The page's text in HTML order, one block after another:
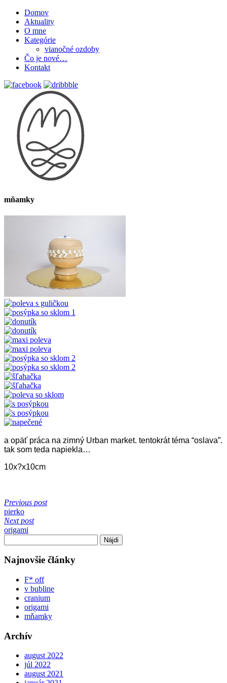
Domov
Aktuality
O mne
Kategórie
vianočné ozdoby
Čo je nové…
Kontakt
mňamky
a opäť práca na zimný Urban market. tentokrát téma “oslava”.
tak som teda napiekla…
10x?x10cm
Previous post
pierko
Next post
origami
Najnovšie články
F* off
v bubline
cranium
origami
mňamky
Archív
august 2022
júl 2022
august 2021